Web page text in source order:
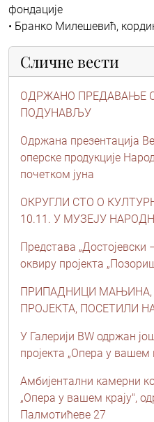
фондације
• Бранко Милешевић,
Сличне вести
ОДРЖАНО ПРЕДАВАЊЕ
ПОДУНАВЉУ
Одржана презентација
оперске продукције
почетком јуна
ОКРУГЛИ СТО О
10.11. У МУЗЕЈУ
Представа
оквиру пројекта
ПРИПАДНИЦИ
ПРОЈЕКТА, ПОСЕТИЛИ
У Галерији BW одржан
пројекта „Опера у вашем
Амбијентални камерни
„Опера у вашем крају",
Палмотићеве 27